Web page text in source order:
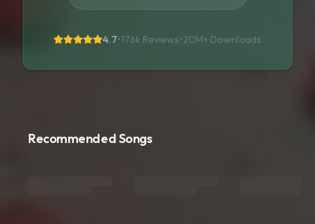
4.7•176k Reviews•20M+ Downloads
Recommended Songs